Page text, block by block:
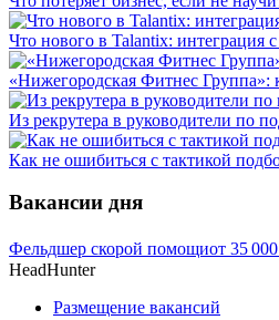
Что нового в Talantix: интеграция
«Нижегородская Фитнес Группа»:
Из рекрутера в руководители по
Как не ошибиться с тактикой
Вакансии дня
Фельдшер скорой помощиот 35 000
HeadHunter
Размещение вакансий